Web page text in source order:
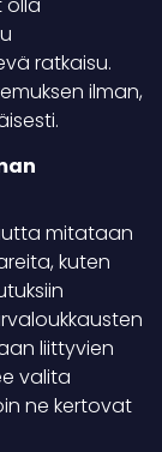
ratkaisu.
ilman,
mitataan
kuten
liittyvien
valita
ne kertovat